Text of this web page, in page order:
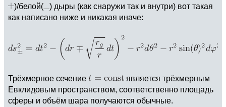
)/белой(
) дыры (как снаружи так и внутри) вот такая
как написано ниже и никакая иначе:
Трёхмерное сечение
является трёхмерным
Евклидовым пространством, соответственно площадь
сферы и объём шара получаются обычные.